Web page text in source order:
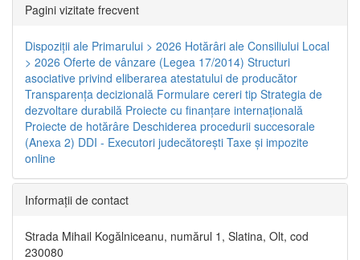
Pagini vizitate frecvent
Dispoziţii ale Primarului > 2026 Hotărâri ale Consiliului Local
> 2026 Oferte de vânzare (Legea 17/2014) Structuri
asociative privind eliberarea atestatului de producător
Transparenţa decizională Formulare cereri tip Strategia de
dezvoltare durabilă Proiecte cu finanţare internaţională
Proiecte de hotărâre Deschiderea procedurii succesorale
(Anexa 2) DDI - Executori judecătorești Taxe şi impozite
online
Informaţii de contact
Strada Mihail Kogălniceanu, numărul 1, Slatina, Olt, cod
230080